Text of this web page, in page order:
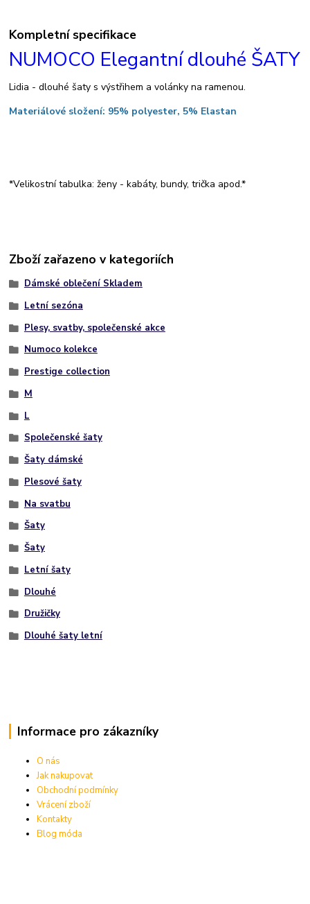
Kompletní specifikace
NUMOCO Elegantní dlouhé ŠATY
Lidia - dlouhé šaty s výstřihem a volánky na ramenou.
Materiálové složení: 95% polyester, 5% Elastan
*Velikostní tabulka: ženy - kabáty, bundy, trička apod.*
Zboží zařazeno v kategoriích
Dámské oblečení Skladem
Letní sezóna
Plesy, svatby, společenské akce
Numoco kolekce
Prestige collection
M
L
Společenské šaty
Šaty dámské
Plesové šaty
Na svatbu
Šaty
Šaty
Letní šaty
Dlouhé
Družičky
Dlouhé šaty letní
Informace pro zákazníky
O nás
Jak nakupovat
Obchodní podmínky
Vrácení zboží
Kontakty
Blog móda